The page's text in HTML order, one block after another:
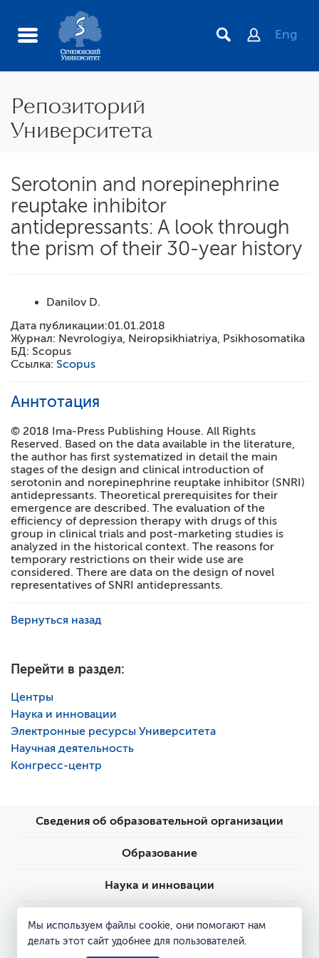
Eng
Репозиторий
Университета
Serotonin and norepinephrine
reuptake inhibitor
antidepressants: A look through
the prism of their 30-year history
Danilov D.
Дата публикации:01.01.2018
Журнал: Nevrologiya, Neiropsikhiatriya, Psikhosomatika
БД: Scopus
Ссылка: Scopus
Аннтотация
© 2018 Ima-Press Publishing House. All Rights
Reserved. Based on the data available in the literature,
the author has first systematized in detail the main
stages of the design and clinical introduction of
serotonin and norepinephrine reuptake inhibitor (SNRI)
antidepressants. Theoretical prerequisites for their
emergence are described. The evaluation of the
efficiency of depression therapy with drugs of this
group in clinical trials and post-marketing studies is
analyzed in the historical context. The reasons for
temporary restrictions on their wide use are
considered. There are data on the design of novel
representatives of SNRI antidepressants.
Вернуться назад
Перейти в раздел:
Центры
Наука и инновации
Электронные ресурсы Университета
Научная деятельность
Конгресс-центр
Сведения об образовательной организации
Образование
Наука и инновации
Контакты
Мы используем файлы cookie, они помогают нам
делать этот сайт удобнее для пользователей.